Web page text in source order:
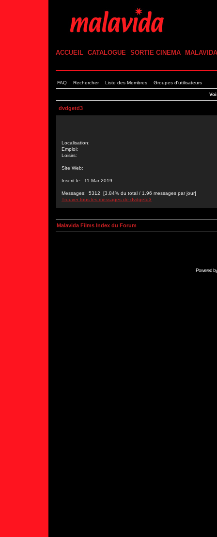
ACCUEIL CATALOGUE SORTIE CINEMA MALAVIDA
FAQ Rechercher Liste des Membres Groupes d'utilisateurs
dvdgetd3
Localisation:
Emploi:
Loisirs:
Site Web:
Inscrit le: 11 Mar 2019
Messages: 5312 [3.84% du total / 1.96 messages par jour]
Trouver tous les messages de dvdgetd3
Malavida Films Index du Forum
Powered